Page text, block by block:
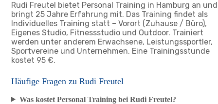
Rudi Freutel bietet Personal Training in Hamburg an und
bringt 25 Jahre Erfahrung mit. Das Training findet als
Individuelles Training statt – Vorort (Zuhause / Büro),
Eigenes Studio, Fitnessstudio und Outdoor. Trainiert
werden unter anderem Erwachsene, Leistungssportler,
Sportvereine und Unternehmen. Eine Trainingsstunde
kostet 95 €.
Häufige Fragen zu Rudi Freutel
Was kostet Personal Training bei Rudi Freutel?